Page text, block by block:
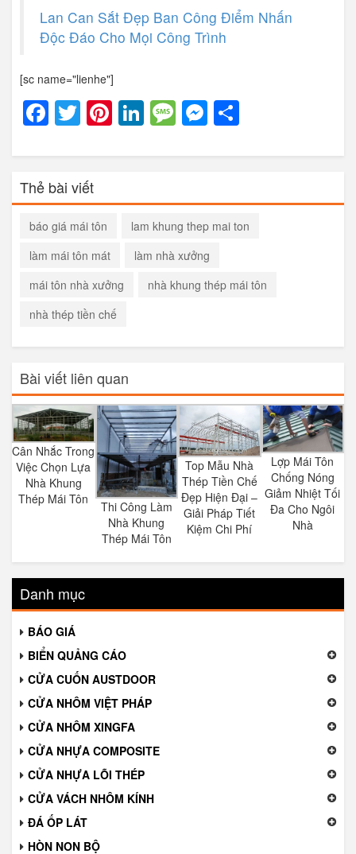
Lan Can Sắt Đẹp Ban Công Điểm Nhấn
Độc Đáo Cho Mọi Công Trình
[sc name="lienhe"]
Facebook
Twitter
Pinterest
LinkedIn
Message
Messenger
Thẻ bài viết
báo giá mái tôn
lam khung thep mai ton
làm mái tôn mát
làm nhà xưởng
mái tôn nhà xưởng
nhà khung thép mái tôn
nhà thép tiền chế
Bài viết liên quan
Cân Nhắc Trong
Việc Chọn Lựa
Nhà Khung
Thép Mái Tôn
Thi Công Làm
Nhà Khung
Thép Mái Tôn
Top Mẫu Nhà
Thép Tiền Chế
Đẹp Hiện Đại –
Giải Pháp Tiết
Kiệm Chi Phí
Lợp Mái Tôn
Chống Nóng
Giảm Nhiệt Tối
Đa Cho Ngôi
Nhà
Danh mục
BÁO GIÁ
BIỂN QUẢNG CÁO
CỬA CUỐN AUSTDOOR
CỬA NHÔM VIỆT PHÁP
CỬA NHÔM XINGFA
CỬA NHỰA COMPOSITE
CỬA NHỰA LÕI THÉP
CỬA VÁCH NHÔM KÍNH
ĐÁ ỐP LÁT
HÒN NON BỘ